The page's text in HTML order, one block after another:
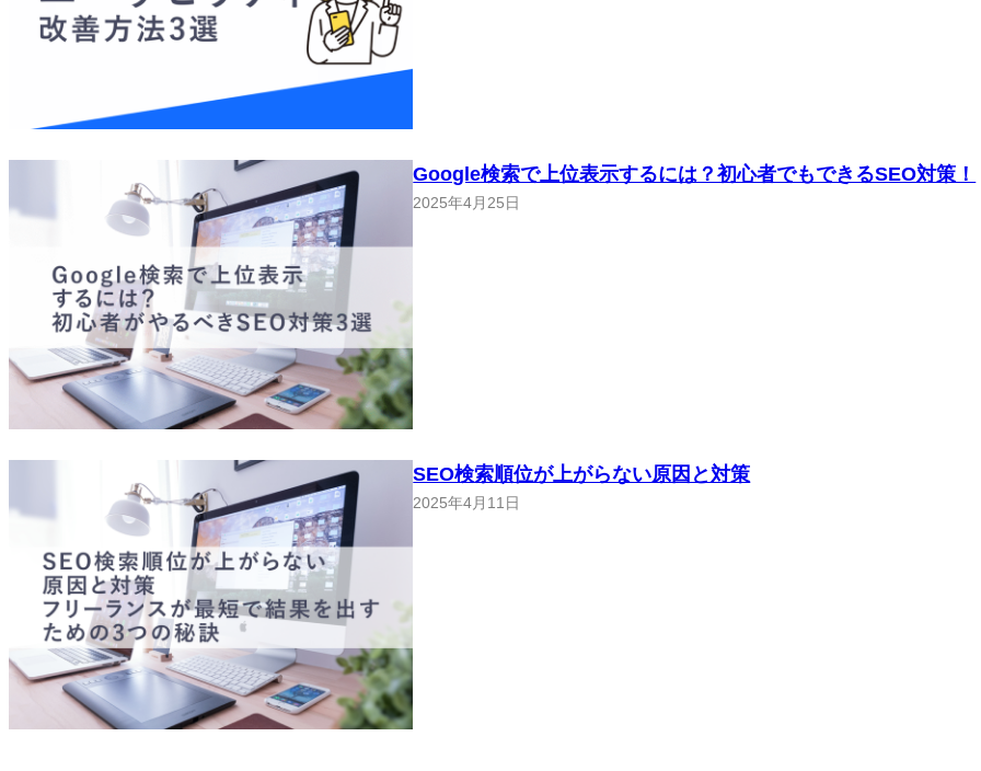
Google検索で上位表示するには？初心者でもできるSEO対策！
2025年4月25日
SEO検索順位が上がらない原因と対策
2025年4月11日